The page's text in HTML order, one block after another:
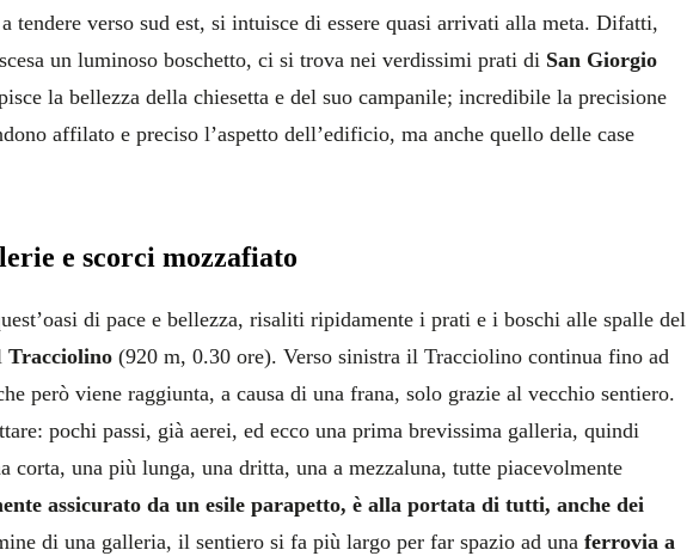
tendere verso sud est, si intuisce di essere quasi arrivati alla meta. Difatti,
un luminoso boschetto, ci si trova nei verdissimi prati di San Giorgio
la bellezza della chiesetta e del suo campanile; incredibile la precisione
affilato e preciso l’aspetto dell’edificio, ma anche quello delle case
e scorci mozzafiato
di pace e bellezza, risaliti ripidamente i prati e i boschi alle spalle del
Tracciolino (920 m, 0.30 ore). Verso sinistra il Tracciolino continua fino ad
però viene raggiunta, a causa di una frana, solo grazie al vecchio sentiero.
pochi passi, già aerei, ed ecco una prima brevissima galleria, quindi
corta, una più lunga, una dritta, una a mezzaluna, tutte piacevolmente
assicurato da un esile parapetto, è alla portata di tutti, anche dei
di una galleria, il sentiero si fa più largo per far spazio ad una ferrovia a